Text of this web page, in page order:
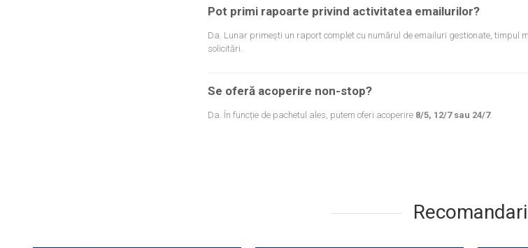
Pot primi rapoarte privind activitatea emailurilor?
Da. Lunar primești un raport complet cu numărul de emailuri gestionate, timpul
solicitări.
Se oferă acoperire non-stop?
Da. În funcție de pachetul ales, putem oferi acoperire 8/5, 12/7 sau 24/7.
Recomandari